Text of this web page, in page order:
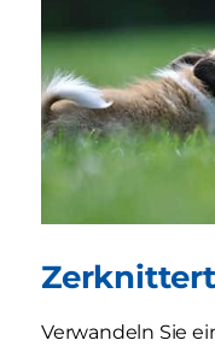
Verwandeln Sie